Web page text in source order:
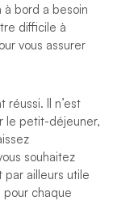
à bord a besoin
difficile à
vous assurer
réussi. Il n’est
le petit-déjeuner,
souhaitez
par ailleurs utile
pour chaque